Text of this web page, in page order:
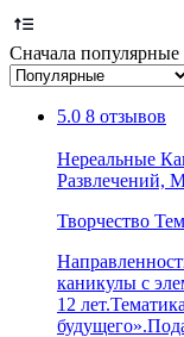
Сначала популярные
5.0 8 отзывов
Нереальные
Развлечений,
Творчество
каникулы с
12